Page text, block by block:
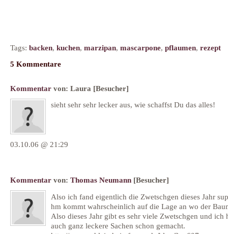
Tags: backen, kuchen, marzipan, mascarpone, pflaumen, rezept
5 Kommentare
Kommentar von: Laura [Besucher]
sieht sehr sehr lecker aus, wie schaffst Du das alles!
03.10.06 @ 21:29
Kommentar von: Thomas Neumann [Besucher]
Also ich fand eigentlich die Zwetschgen dieses Jahr
hm kommt wahrscheinlich auf die Lage an wo der
Also dieses Jahr gibt es sehr viele Zwetschgen und ich
auch ganz leckere Sachen schon gemacht.